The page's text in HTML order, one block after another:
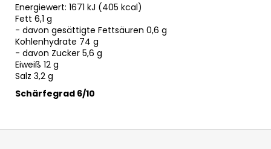
Energiewert: 1671 kJ (405 kcal)
Fett 6,1 g
- davon gesättigte Fettsäuren 0,6 g
Kohlenhydrate 74 g
- davon Zucker 5,6 g
Eiweiß 12 g
Salz 3,2 g
Schärfegrad 6/10
F